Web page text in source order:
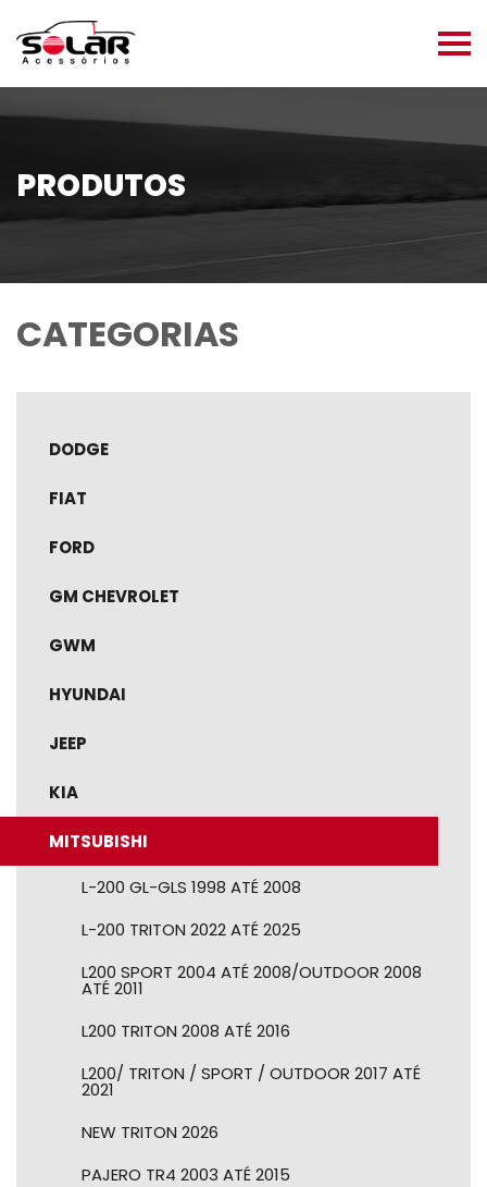
PRODUTOS
CATEGORIAS
DODGE
FIAT
FORD
GM CHEVROLET
GWM
HYUNDAI
JEEP
KIA
MITSUBISHI
L-200 GL-GLS 1998 ATÉ 2008
L-200 TRITON 2022 ATÉ 2025
L200 SPORT 2004 ATÉ 2008/OUTDOOR 2008
ATÉ 2011
L200 TRITON 2008 ATÉ 2016
L200/ TRITON / SPORT / OUTDOOR 2017 ATÉ
2021
NEW TRITON 2026
PAJERO TR4 2003 ATÉ 2015